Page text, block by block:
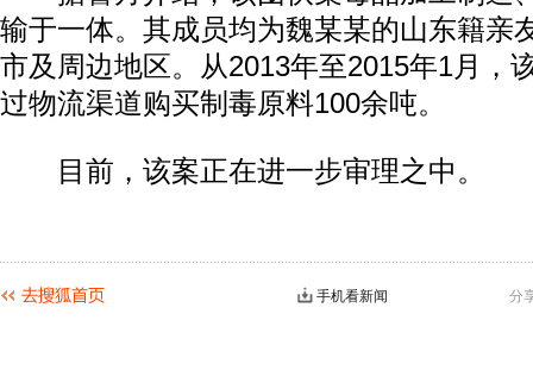
输于一体。其成员均为魏某某的山东籍亲
市及周边地区。从2013年至2015年1月，
过物流渠道购买制毒原料100余吨。
目前，该案正在进一步审理之中。
分
手机看新闻